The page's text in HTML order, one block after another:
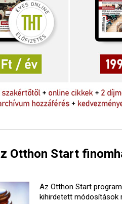
Otthon Start
Az Otthon Start
kihirdetett módosítások